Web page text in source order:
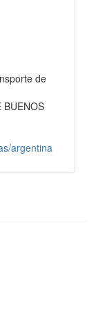
de
BUENOS
argentina